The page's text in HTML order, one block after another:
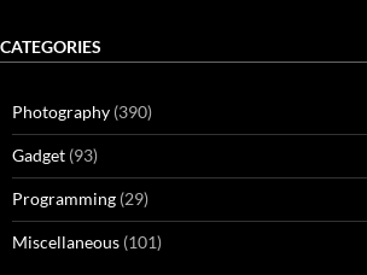
CATEGORIES
Photography (390)
Gadget (93)
Programming (29)
Miscellaneous (101)